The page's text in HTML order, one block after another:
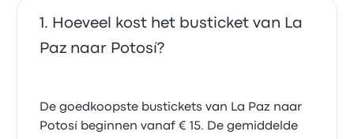
Hoeveel kost het busticket van La
Paz naar Potosí?
De goedkoopste bustickets van La Paz naar
Potosí beginnen vanaf € 15. De gemiddelde